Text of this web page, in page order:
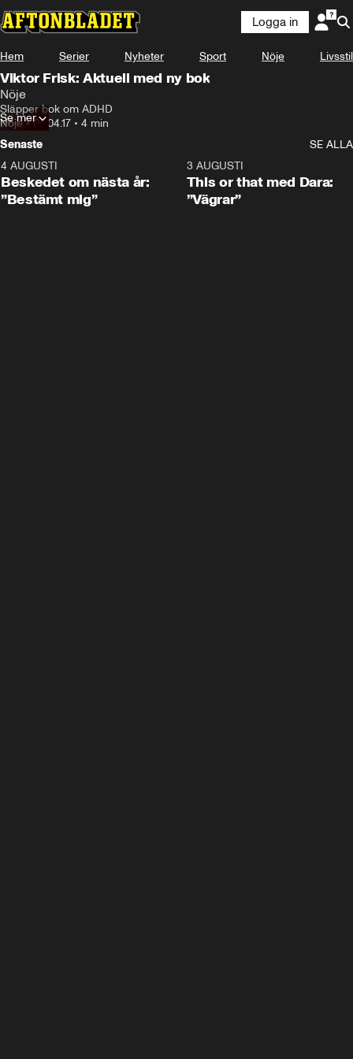
Logga in
Hem Serier Nyheter Sport Nöje Livsstil
Viktor Frisk: Aktuell med ny bok
Nöje
Släpper bok om ADHD
Nöje•04.04.17 • 4 min
Se mer
Senaste
SE ALLA
4 AUGUSTI
Beskedet om nästa år:
”Bestämt mig”
3 AUGUSTI
This or that med Dara:
”Vägrar”